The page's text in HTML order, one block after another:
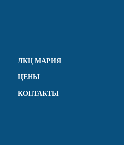
ЛКЦ МАРИЯ
ЦЕНЫ
КОНТАКТЫ